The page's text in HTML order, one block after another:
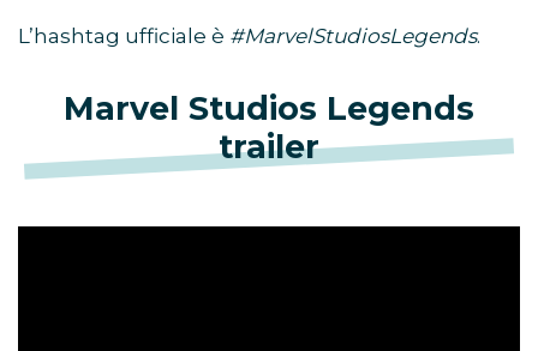
L’hashtag ufficiale è #MarvelStudiosLegends.
Marvel Studios Legends
trailer